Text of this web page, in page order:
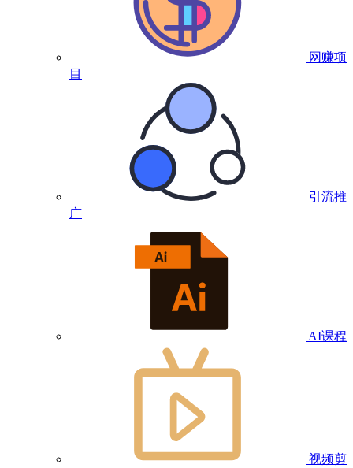
网赚项
目
引流推
广
AI课程
视频剪